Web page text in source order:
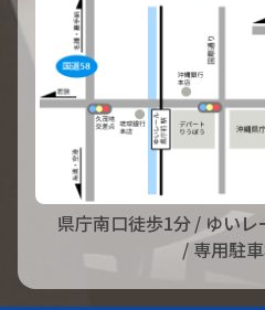
県庁南口徒歩1分/ ゆいレ
/ 専用駐